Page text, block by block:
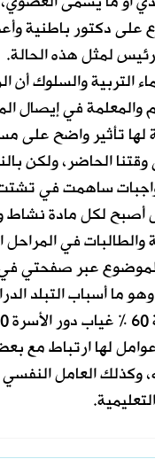
دكتور باطنية
لمثل هذه الحالة.
التربية والسلوك
والمعلمة في إيصال
تأثير واضح على
الحاضر، ولكن
ساهمت في
لكل مادة نشاط
والطالبات في
عبر صفحتي
عوامل لها ارتباط مع
العامل النفسي